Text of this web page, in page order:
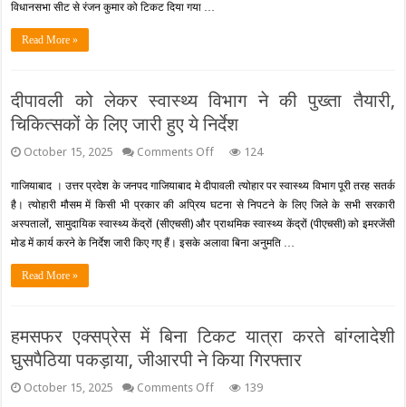
घोषित,
नए
चेहरे
विधानसभा सीट से रंजन कुमार को टिकट दिया गया …
Read More »
दीपावली को लेकर स्वास्थ्य विभाग ने की पुख्ता तैयारी,
चिकित्सकों के लिए जारी हुए ये निर्देश
October 15, 2025 Comments Offon
को
लेकर
स्वास्थ्य
विभाग
ने
जारी
हुए
ये
निर्देश
124
गाजियाबाद । उत्तर प्रदेश के जनपद गाजियाबाद मे दीपावली त्योहार पर स्वास्थ्य विभाग पूरी तरह सतर्क
है। त्योहारी मौसम में किसी भी प्रकार की अप्रिय घटना से निपटने के लिए जिले के सभी सरकारी
अस्पतालों, सामुदायिक स्वास्थ्य केंद्रों (सीएचसी) और प्राथमिक स्वास्थ्य केंद्रों (पीएचसी) को इमरजेंसी
मोड में कार्य करने के निर्देश जारी किए गए हैं। इसके अलावा बिना अनुमति …
Read More »
हमसफर एक्सप्रेस में बिना टिकट यात्रा करते बांग्लादेशी
घुसपैठिया पकड़ाया, जीआरपी ने किया गिरफ्तार
October 15, 2025 Comments Offon
139